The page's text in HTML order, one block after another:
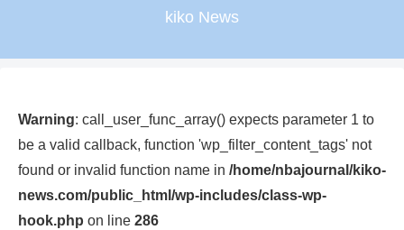
kiko News
Warning: call_user_func_array() expects parameter 1 to
be a valid callback, function 'wp_filter_content_tags' not
found or invalid function name in /home/nbajournal/kiko-
news.com/public_html/wp-includes/class-wp-
hook.php on line 286